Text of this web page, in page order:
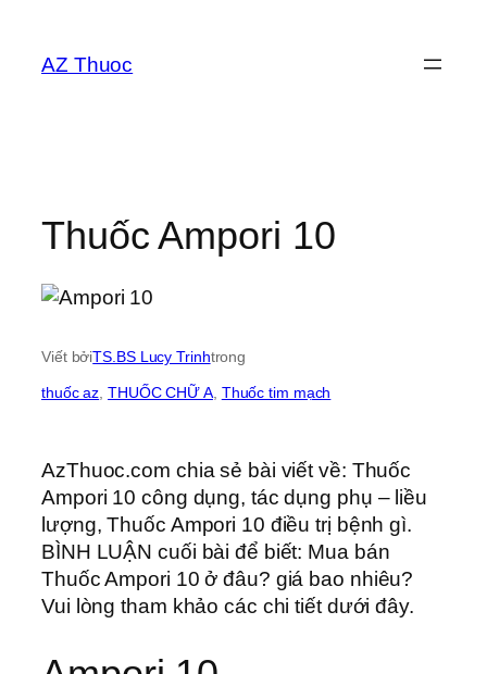
phầnAZ Thuoc
Thuốc Ampori 10
Viết bởiTS.BS Lucy Trinhtrong
thuốc az , THUỐC CHỮ A, Thuốc tim mạch
AzThuoc.com chia sẻ bài viết về: Thuốc
Ampori 10 công dụng, tác dụng phụ – liều
lượng, Thuốc Ampori 10 điều trị bệnh gì.
BÌNH LUẬN cuối bài để biết: Mua bán
Thuốc Ampori 10 ở đâu? giá bao nhiêu?
Vui lòng tham khảo các chi tiết dưới đây.